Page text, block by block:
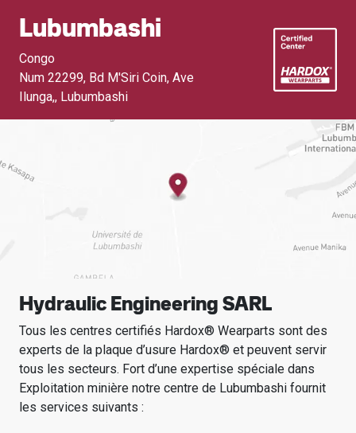
Lubumbashi
Congo
Num 22299, Bd M'Siri Coin, Ave
Ilunga,, Lubumbashi
Hydraulic Engineering SARL
Tous les centres certifiés Hardox® Wearparts sont des
experts de la plaque d’usure Hardox® et peuvent servir
tous les secteurs. Fort d’une expertise spéciale dans
Exploitation minière notre centre de Lubumbashi fournit
les services suivants :